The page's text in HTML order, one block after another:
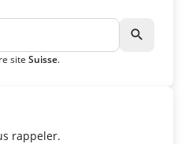
search
site Suisse.
rappeler.